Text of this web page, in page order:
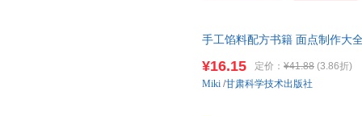
滋味jue佳，轻轻松松就能为家
手工馅料配方书籍 面点制作大
¥16.15 定价： ¥41.88 (3.86折)
Miki /甘肃科学技术出版社